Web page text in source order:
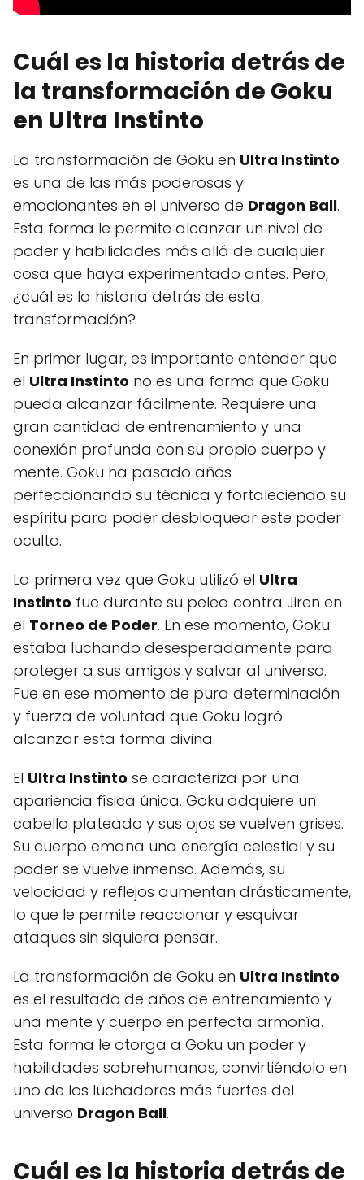
Cuál es la historia detrás de
la transformación de Goku
en Ultra Instinto
La transformación de Goku en Ultra Instinto
es una de las más poderosas y
emocionantes en el universo de Dragon Ball.
Esta forma le permite alcanzar un nivel de
poder y habilidades más allá de cualquier
cosa que haya experimentado antes. Pero,
¿cuál es la historia detrás de esta
transformación?
En primer lugar, es importante entender que
el Ultra Instinto no es una forma que Goku
pueda alcanzar fácilmente. Requiere una
gran cantidad de entrenamiento y una
conexión profunda con su propio cuerpo y
mente. Goku ha pasado años
perfeccionando su técnica y fortaleciendo su
espíritu para poder desbloquear este poder
oculto.
La primera vez que Goku utilizó el Ultra
Instinto fue durante su pelea contra Jiren en
el Torneo de Poder. En ese momento, Goku
estaba luchando desesperadamente para
proteger a sus amigos y salvar al universo.
Fue en ese momento de pura determinación
y fuerza de voluntad que Goku logró
alcanzar esta forma divina.
El Ultra Instinto se caracteriza por una
apariencia física única. Goku adquiere un
cabello plateado y sus ojos se vuelven grises.
Su cuerpo emana una energía celestial y su
poder se vuelve inmenso. Además, su
velocidad y reflejos aumentan drásticamente,
lo que le permite reaccionar y esquivar
ataques sin siquiera pensar.
La transformación de Goku en Ultra Instinto
es el resultado de años de entrenamiento y
una mente y cuerpo en perfecta armonía.
Esta forma le otorga a Goku un poder y
habilidades sobrehumanas, convirtiéndolo en
uno de los luchadores más fuertes del
universo Dragon Ball.
Cuál es la historia detrás de